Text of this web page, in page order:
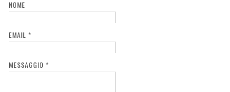
NOME
EMAIL *
MESSAGGIO *